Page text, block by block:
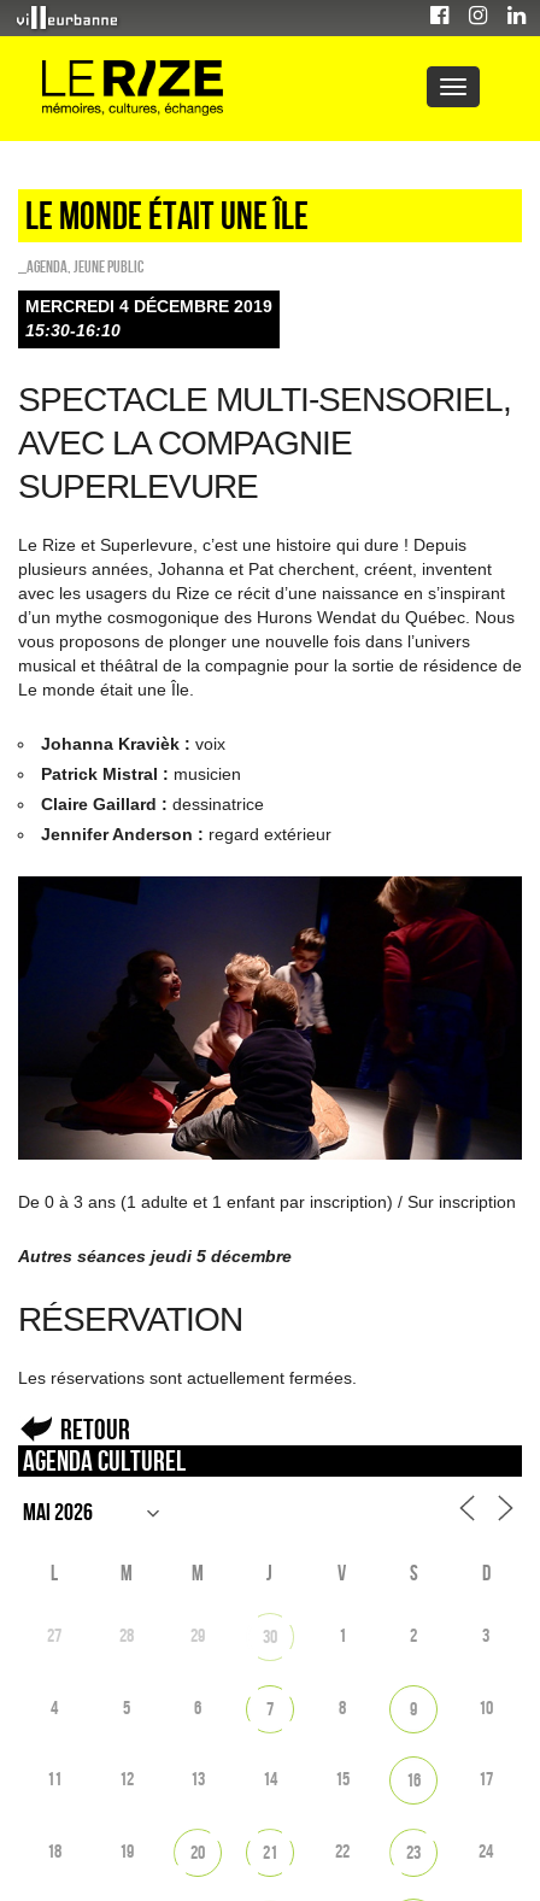
Le monde était une île
_Agenda Jeune public
MERCREDI 4 DÉCEMBRE 2019
15:30-16:10
SPECTACLE MULTI-SENSORIEL,
AVEC LA COMPAGNIE
SUPERLEVURE
Le Rize et Superlevure, c’est une histoire qui dure ! Depuis
plusieurs années, Johanna et Pat cherchent, créent, inventent
avec les usagers du Rize ce récit d’une naissance en s’inspirant
d’un mythe cosmogonique des Hurons Wendat du Québec. Nous
vous proposons de plonger une nouvelle fois dans l’univers
musical et théâtral de la compagnie pour la sortie de résidence de
Le monde était une Île.
Johanna Kravièk : voix
Patrick Mistral : musicien
Claire Gaillard : dessinatrice
Jennifer Anderson : regard extérieur
De 0 à 3 ans (1 adulte et 1 enfant par inscription) / Sur inscription
Autres séances jeudi 5 décembre
RÉSERVATION
Les réservations sont actuellement fermées.
Retour
Agenda culturel
L M M J V S D
27 28 29 30 1 2 3
4 5 6 7 8 9 10
11 12 13 14 15 16 17
18 19 20 21 22 23 24